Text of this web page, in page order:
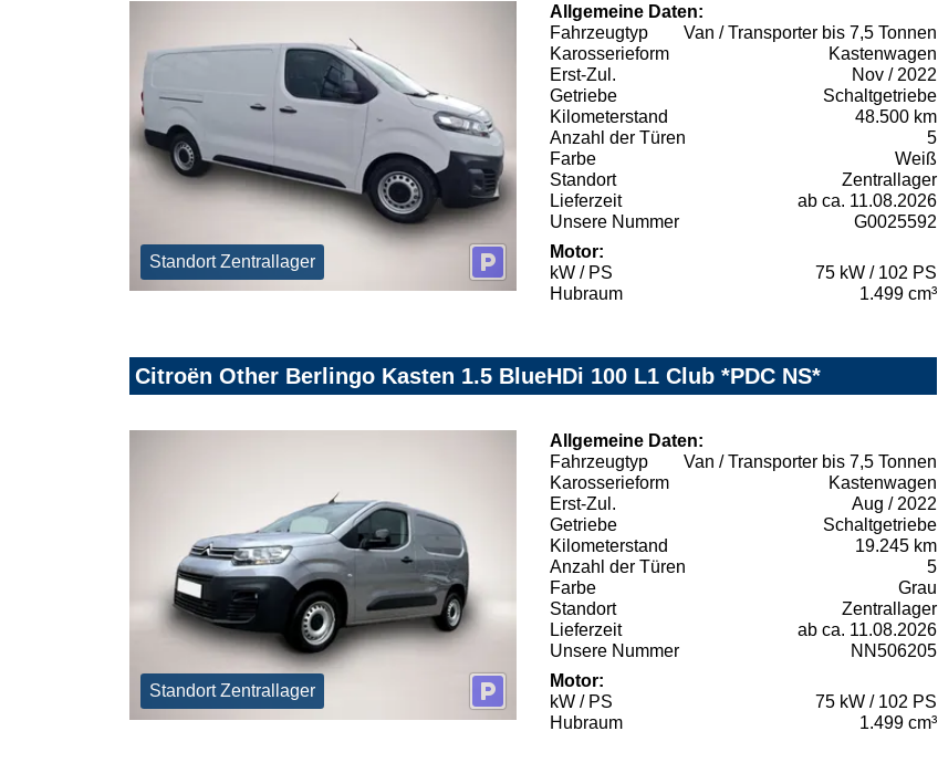
Standort Zentrallager
Allgemeine Daten:
Fahrzeugtyp
Van / Transporter bis 7,5 Tonnen
Karosserieform
Kastenwagen
Erst-Zul.
Nov / 2022
Getriebe
Schaltgetriebe
Kilometerstand
48.500 km
Anzahl der Türen
5
Farbe
Weiß
Standort
Zentrallager
Lieferzeit
ab ca. 11.08.2026
Unsere Nummer
G0025592
Motor:
kW / PS
75 kW / 102 PS
Hubraum
1.499 cm³
Citroën Other Berlingo Kasten 1.5 BlueHDi 100 L1 Club *PDC NS*
Standort Zentrallager
Allgemeine Daten:
Fahrzeugtyp
Van / Transporter bis 7,5 Tonnen
Karosserieform
Kastenwagen
Erst-Zul.
Aug / 2022
Getriebe
Schaltgetriebe
Kilometerstand
19.245 km
Anzahl der Türen
5
Farbe
Grau
Standort
Zentrallager
Lieferzeit
ab ca. 11.08.2026
Unsere Nummer
NN506205
Motor:
kW / PS
75 kW / 102 PS
Hubraum
1.499 cm³